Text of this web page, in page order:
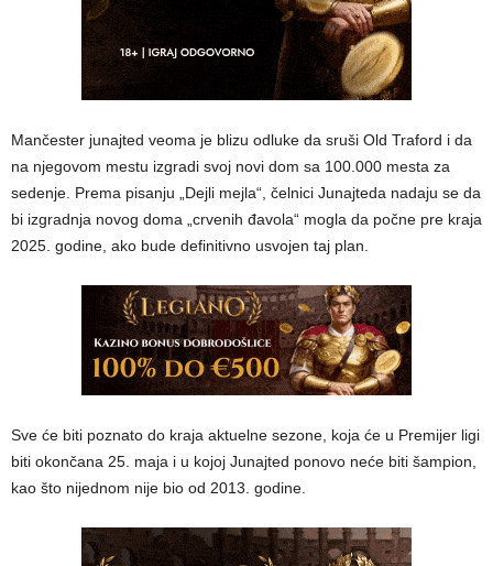
Mančester junajted veoma je blizu odluke da sruši Old Traford i da
na njegovom mestu izgradi svoj novi dom sa 100.000 mesta za
sedenje. Prema pisanju „Dejli mejla“, čelnici Junajteda nadaju se da
bi izgradnja novog doma „crvenih đavola“ mogla da počne pre kraja
2025. godine, ako bude definitivno usvojen taj plan.
Sve će biti poznato do kraja aktuelne sezone, koja će u Premijer ligi
biti okončana 25. maja i u kojoj Junajted ponovo neće biti šampion,
kao što nijednom nije bio od 2013. godine.